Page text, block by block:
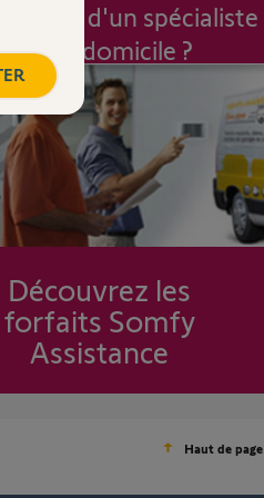
d'un spécialiste
à mon domicile ?
Découvrez les
forfaits Somfy
Assistance
Haut de page